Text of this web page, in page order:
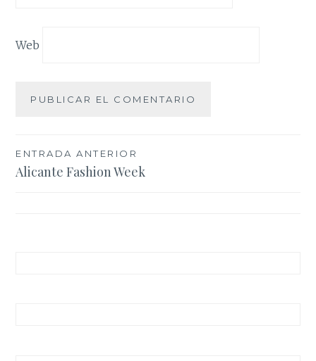
Web
Navegación
de
ENTRADA ANTERIOR
Alicante Fashion Week